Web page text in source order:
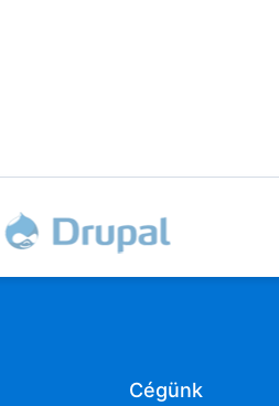
Cégünk